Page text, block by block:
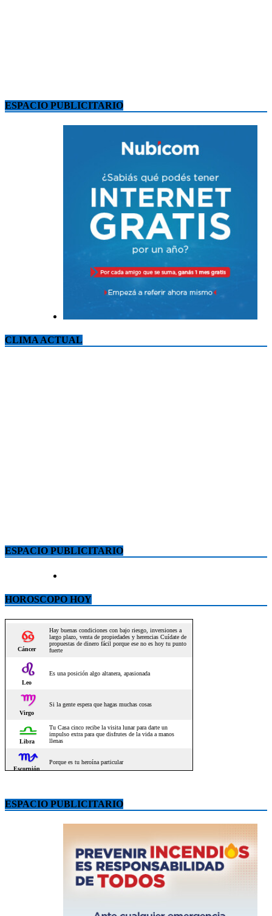
ESPACIO PUBLICITARIO
CLIMA ACTUAL
ESPACIO PUBLICITARIO
HOROSCOPO HOY
ESPACIO PUBLICITARIO